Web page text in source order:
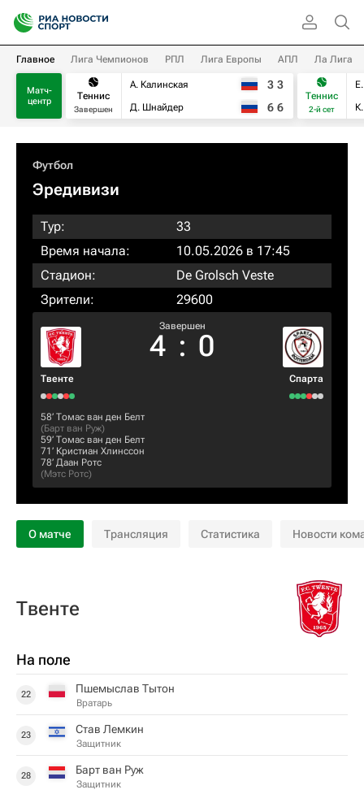
Главное Лига Чемпионов РПЛ Лига Европы АПЛ Ла Лига
Матч-
центр
Теннис
Завершен
А. Калинская
Д. Шнайдер
3 3
6 6
Теннис
2-й сет
Футбол
Эредивизи
Тур:
33
Время начала:
10.05.2026 в 17:45
Стадион:
De Grolsch Veste
Зрители:
29600
Твенте
Завершен
4 : 0
Спарта
58‎’‎ Томас ван ден Белт
(Барт ван Руж)
59‎’‎ Томас ван ден Белт
71‎’‎ Кристиан Хлинссон
78‎’‎ Даан Ротс
(Мэтс Ротс)
О матче Трансляция Статистика Новости
Твенте
На поле
22 Пшемыслав Тытон
Вратарь
23 Став Лемкин
Защитник
28 Барт ван Руж
Защитник